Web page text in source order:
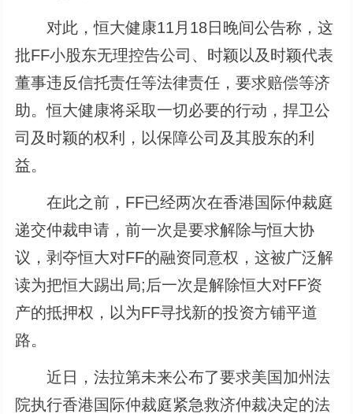
对此，恒大健康11月18日晚间公告称，这
批FF小股东无理控告公司、时颖以及时颖代表
董事违反信托责任等法律责任，要求赔偿等济
助。恒大健康将采取一切必要的行动，捍卫公
司及时颖的权利，以保障公司及其股东的利
益。
在此之前，FF已经两次在香港国际仲裁庭
递交仲裁申请，前一次是要求解除与恒大协
议，剥夺恒大对FF的融资同意权，这被广泛解
读为把恒大踢出局;后一次是解除恒大对FF资
产的抵押权，以为FF寻找新的投资方铺平道
路。
近日，法拉第未来公布了要求美国加州法
院执行香港国际仲裁庭紧急救济仲裁决定的法